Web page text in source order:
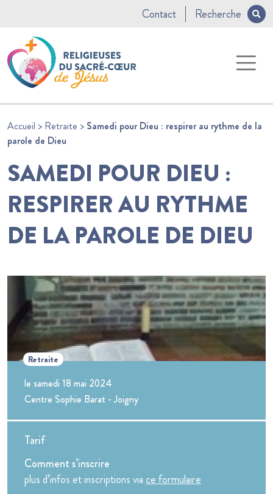
Contact Recherche
Accueil > Retraite > Samedi pour Dieu : respirer au rythme de la
parole de Dieu
SAMEDI POUR DIEU :
RESPIRER AU RYTHME
DE LA PAROLE DE DIEU
Retraite
le samedi 18 mai 2024
Centre Sophie Barat - Joigny
Tarif
Comment s’inscrire
plus d’infos et inscriptions via ce formulaire